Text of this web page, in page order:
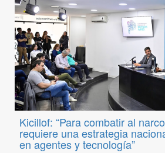
Kicillof: “Para combatir al
requiere una estrategia
en agentes y tecnología”